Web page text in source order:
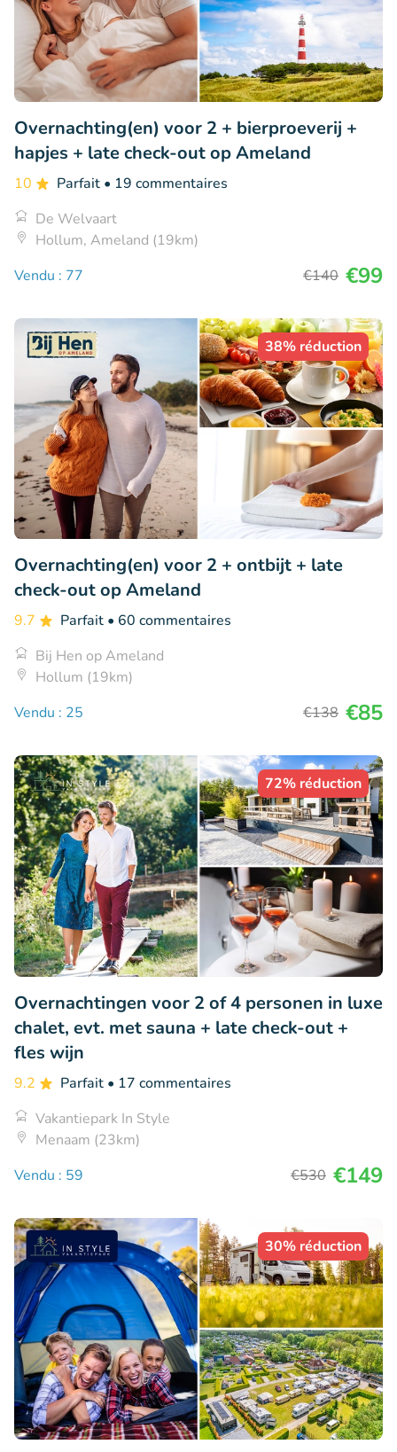
Overnachting(en) voor 2 + bierproeverij +
hapjes + late check-out op Ameland
10 Parfait • 19 commentaires
De Welvaart
Hollum, Ameland (19km)
Vendu : 77
€140 €99
38% réduction
Overnachting(en) voor 2 + ontbijt + late
check-out op Ameland
9.7 Parfait • 60 commentaires
Bij Hen op Ameland
Hollum (19km)
Vendu : 25
€138 €85
72% réduction
Overnachtingen voor 2 of 4 personen in luxe
chalet, evt. met sauna + late check-out +
fles wijn
9.2 Parfait • 17 commentaires
Vakantiepark In Style
Menaam (23km)
Vendu : 59
€530 €149
30% réduction